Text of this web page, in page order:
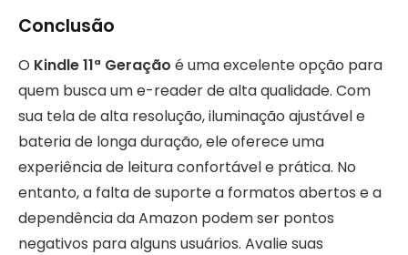
Conclusão
O Kindle 11ª Geração é uma excelente opção para
quem busca um e-reader de alta qualidade. Com
sua tela de alta resolução, iluminação ajustável e
bateria de longa duração, ele oferece uma
experiência de leitura confortável e prática. No
entanto, a falta de suporte a formatos abertos e a
dependência da Amazon podem ser pontos
negativos para alguns usuários. Avalie suas